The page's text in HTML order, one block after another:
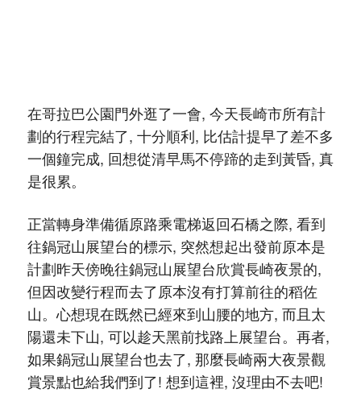
在哥拉巴公園門外逛了一會, 今天長崎市所有計
劃的行程完結了, 十分順利, 比估計提早了差不多
一個鐘完成, 回想從清早馬不停蹄的走到黃昏, 真
是很累。
正當轉身準備循原路乘電梯返回石橋之際, 看到
往鍋冠山展望台的標示, 突然想起出發前原本是
計劃昨天傍晚往鍋冠山展望台欣賞長崎夜景的,
但因改變行程而去了原本沒有打算前往的稻佐
山。心想現在既然已經來到山腰的地方, 而且太
陽還未下山, 可以趁天黑前找路上展望台。再者,
如果鍋冠山展望台也去了, 那麼長崎兩大夜景觀
賞景點也給我們到了! 想到這裡, 沒理由不去吧!